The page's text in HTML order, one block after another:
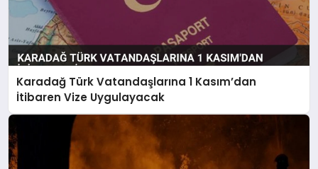
Karadağ Türk Vatandaşlarına 1 Kasım’dan
İtibaren Vize Uygulayacak